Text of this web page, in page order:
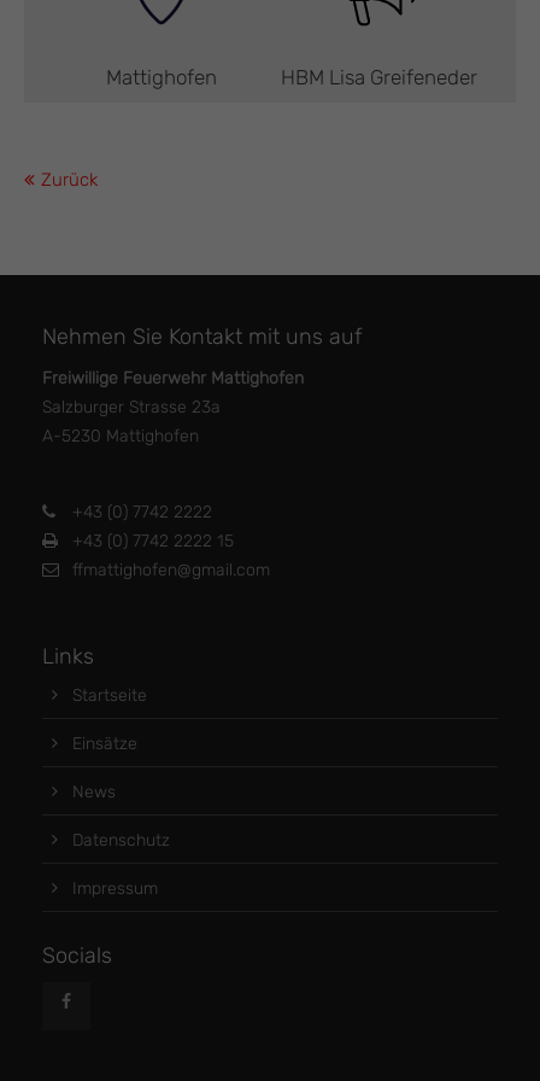
Mattighofen HBM Lisa Greifeneder
Zurück
Nehmen Sie Kontakt mit uns auf
Freiwillige Feuerwehr Mattighofen
Salzburger Strasse 23a
A-5230 Mattighofen
+43 (0) 7742 2222
+43 (0) 7742 2222 15
ffmattighofen@gmail.com
Links
Startseite
Einsätze
News
Datenschutz
Impressum
Socials